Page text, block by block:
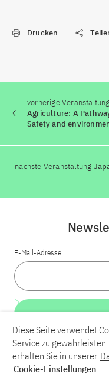
Drucken
vorherige Veranstaltung
Agriculture: A
Safety and
nächste Veranstaltung
E-Mail-Adresse
Diese Seite verwendet
Service zu
erhalten Sie in unserer
Cookie-Einstellungen.